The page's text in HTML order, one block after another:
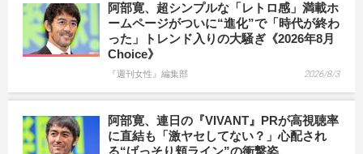
阿部寛、超シンプルな「レトロ感」満載ホ
ームページがついに“進化”で「時代が終わ
った」トレンド入りの大騒ぎ《2026年8月
Choice》
『週刊女性』編集部 2026/8/3
阿部寛、連日の『VIVANT』PRが高視聴率
に直結も「激ヤセしてない？」心配され
る“げっそり頬ライン”の衝撃姿